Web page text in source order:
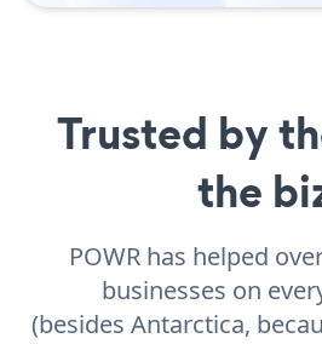
Trusted by
the
POWR has helped
businesses on
(besides Antarctica,